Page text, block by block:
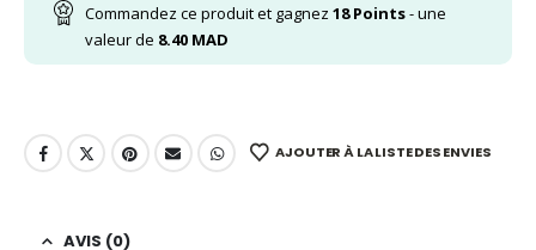
Commandez ce produit et gagnez 18Points- une
valeur de 8.40 MAD
AJOUTER À LA LISTE DES ENVIES
AVIS (0)